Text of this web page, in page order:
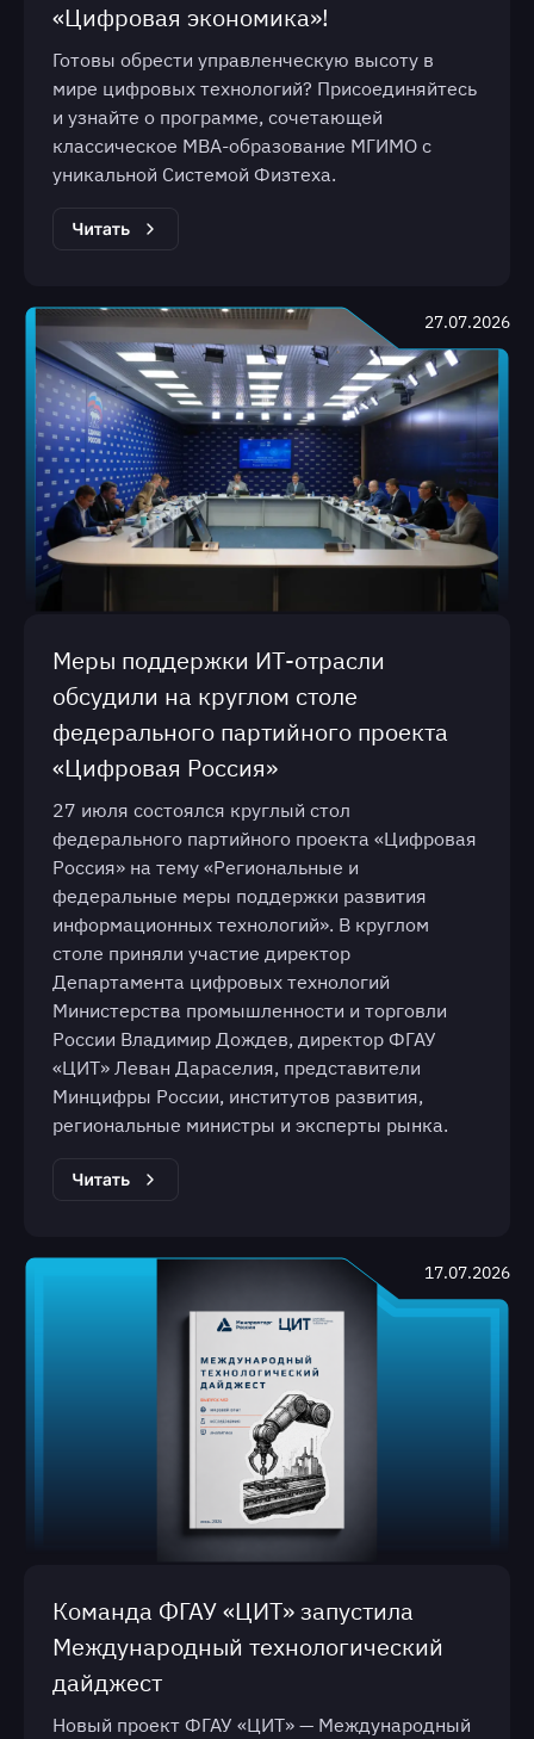
«Цифровая экономика»!
Готовы обрести управленческую высоту в
мире цифровых технологий? Присоединяйтесь
и узнайте о программе, сочетающей
классическое МВА-образование МГИМО с
уникальной Системой Физтеха.
27.07.2026
Меры поддержки ИТ-отрасли
обсудили на круглом столе
федерального партийного проекта
«Цифровая Россия»
27 июля состоялся круглый стол
федерального партийного проекта «Цифровая
Россия» на тему «Региональные и
федеральные меры поддержки развития
информационных технологий». В круглом
столе приняли участие директор
Департамента цифровых технологий
Министерства промышленности и торговли
России Владимир Дождев, директор ФГАУ
«ЦИТ» Леван Дараселия, представители
Минцифры России, институтов развития,
региональные министры и эксперты рынка.
17.07.2026
Команда ФГАУ «ЦИТ» запустила
Международный технологический
дайджест
Новый проект ФГАУ «ЦИТ» — Международный